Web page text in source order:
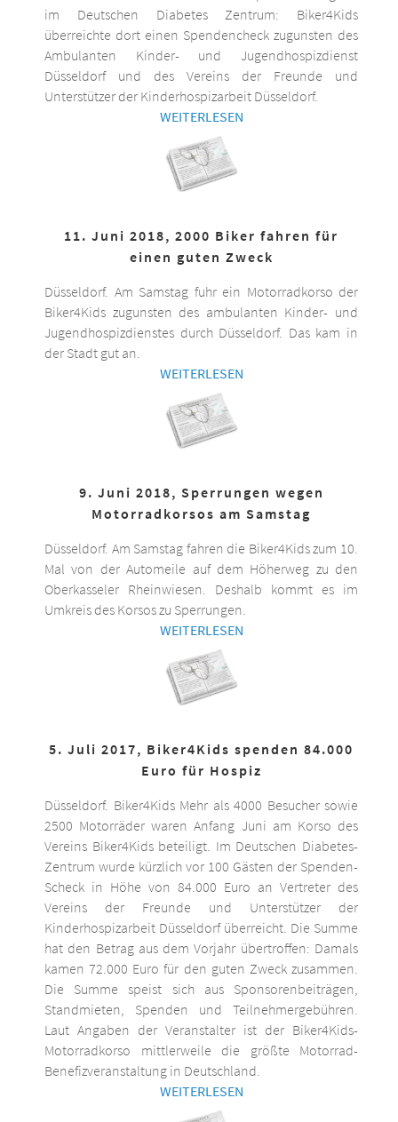
im Deutschen Diabetes Zentrum: Biker4Kids
überreichte dort einen Spendencheck zugunsten des
Ambulanten Kinder- und Jugendhospizdienst
Düsseldorf und des Vereins der Freunde und
Unterstützer der Kinderhospizarbeit Düsseldorf.
WEITERLESEN
11. Juni 2018, 2000 Biker fahren für
einen guten Zweck
Düsseldorf. Am Samstag fuhr ein Motorradkorso der
Biker4Kids zugunsten des ambulanten Kinder- und
Jugendhospizdienstes durch Düsseldorf. Das kam in
der Stadt gut an.
WEITERLESEN
9. Juni 2018, Sperrungen wegen
Motorradkorsos am Samstag
Düsseldorf. Am Samstag fahren die Biker4Kids zum 10.
Mal von der Automeile auf dem Höherweg zu den
Oberkasseler Rheinwiesen. Deshalb kommt es im
Umkreis des Korsos zu Sperrungen.
WEITERLESEN
5. Juli 2017, Biker4Kids spenden 84.000
Euro für Hospiz
Düsseldorf. Biker4Kids Mehr als 4000 Besucher sowie
2500 Motorräder waren Anfang Juni am Korso des
Vereins Biker4Kids beteiligt. Im Deutschen Diabetes-
Zentrum wurde kürzlich vor 100 Gästen der Spenden-
Scheck in Höhe von 84.000 Euro an Vertreter des
Vereins der Freunde und Unterstützer der
Kinderhospizarbeit Düsseldorf überreicht. Die Summe
hat den Betrag aus dem Vorjahr übertroffen: Damals
kamen 72.000 Euro für den guten Zweck zusammen.
Die Summe speist sich aus Sponsorenbeiträgen,
Standmieten, Spenden und Teilnehmergebühren.
Laut Angaben der Veranstalter ist der Biker4Kids-
Motorradkorso mittlerweile die größte Motorrad-
Benefizveranstaltung in Deutschland.
WEITERLESEN